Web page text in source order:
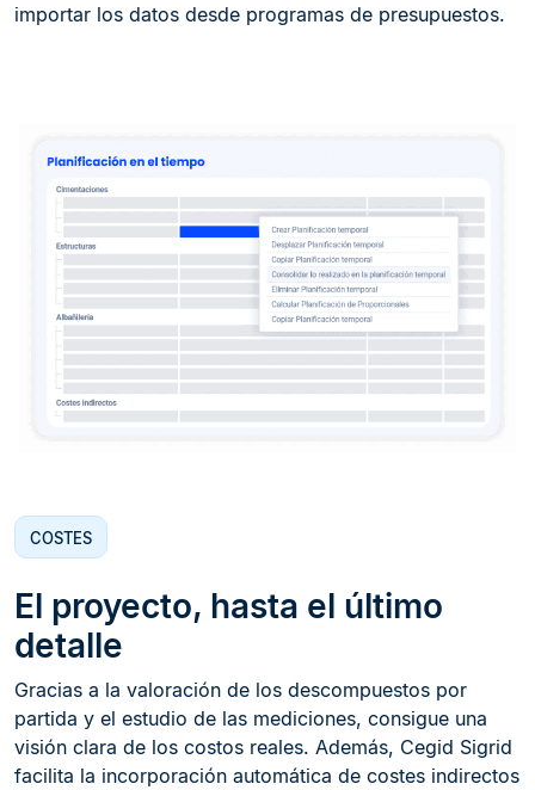
importar los datos desde programas de presupuestos.
COSTES
El proyecto, hasta el último
detalle
Gracias a la valoración de los descompuestos por
partida y el estudio de las mediciones, consigue una
visión clara de los costos reales. Además, Cegid Sigrid
facilita la incorporación automática de costes indirectos